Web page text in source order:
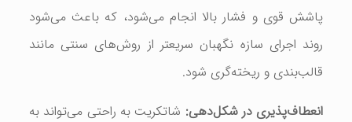
پاشش قوی و فشار بالا انجام می‌شود، که باعث می‌شود
روند اجرای سازه نگهبان سریعتر از روش‌های سنتی مانند
قالب‌بندی و ریخته‌گری شود.
انعطاف‌پذیری در شکل‌دهی: شاتکریت به راحتی می‌تواند به